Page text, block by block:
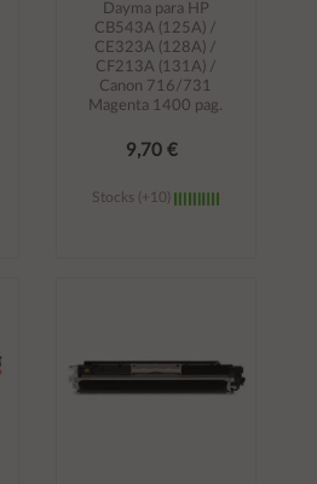
Dayma para HP
CB543A (125A) /
CE323A (128A) /
CF213A (131A) /
Canon 716/731
Magenta 1400 pag.
9,70 €
Stocks (+10)